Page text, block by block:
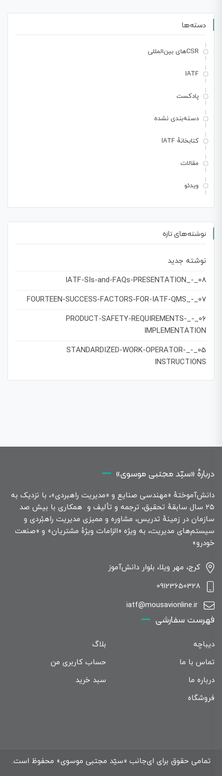
دسته‌ها
CSRهای بین‌المللی
IATF
پادکست
دسته‌بندی نشده
کتابخانهٔ IATF
مقالات
ویدئو
نوشته‌های تازه
نوشته جدید
08_-_IATF-SIs-and-FAQs-PRESENTATION
07_-_FOURTEEN-SUCCESS-FACTORS-FOR-IATF-QMS
06_-_PRODUCT-SAFETY-REQUIREMENTS-
IMPLEMENTATION
05_-_STANDARDIZED-WORK-OPERATOR-
INSTRUCTIONS
دربارهٔ «سیّد مجتبی موسوی»
دانش‌آموختهٔ «مهندسی صنایع و «مدیریت راهبردی»، با نزدیک به
۲۵ سال سابقهٔ تحقیق، ترجمه و تألیف و همکاری با بیش صد
سازمان در زمینهٔ تدریس، مشاوره و ممیزی مدیریت راهبُردی و
سیستم‌های مدیریت، به ویژه «الزامات ویژهٔ مشتریان» و «صنعت
خودرو»
کرج، مهر ویلا، بلوار دانش‌آموز
09123650328
iatf@mousavionline.ir
فهرست سفارشی
دیباچه
بلاگ
تماس با ما
حساب کاربری من
درباره ما
سبد خرید
فروشگاه
تمامی حقوق برای ای‌جانب «سیّد مجتبی موسوی» محفوظ است.